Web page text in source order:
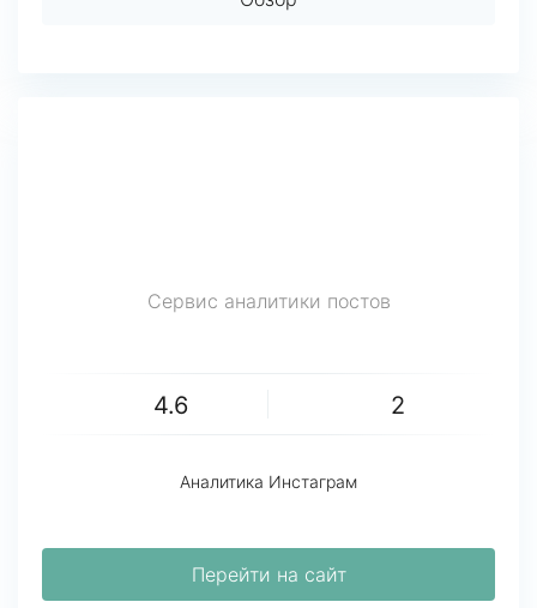
Сервис аналитики постов
4.6 2
Аналитика Инстаграм
Перейти на сайт